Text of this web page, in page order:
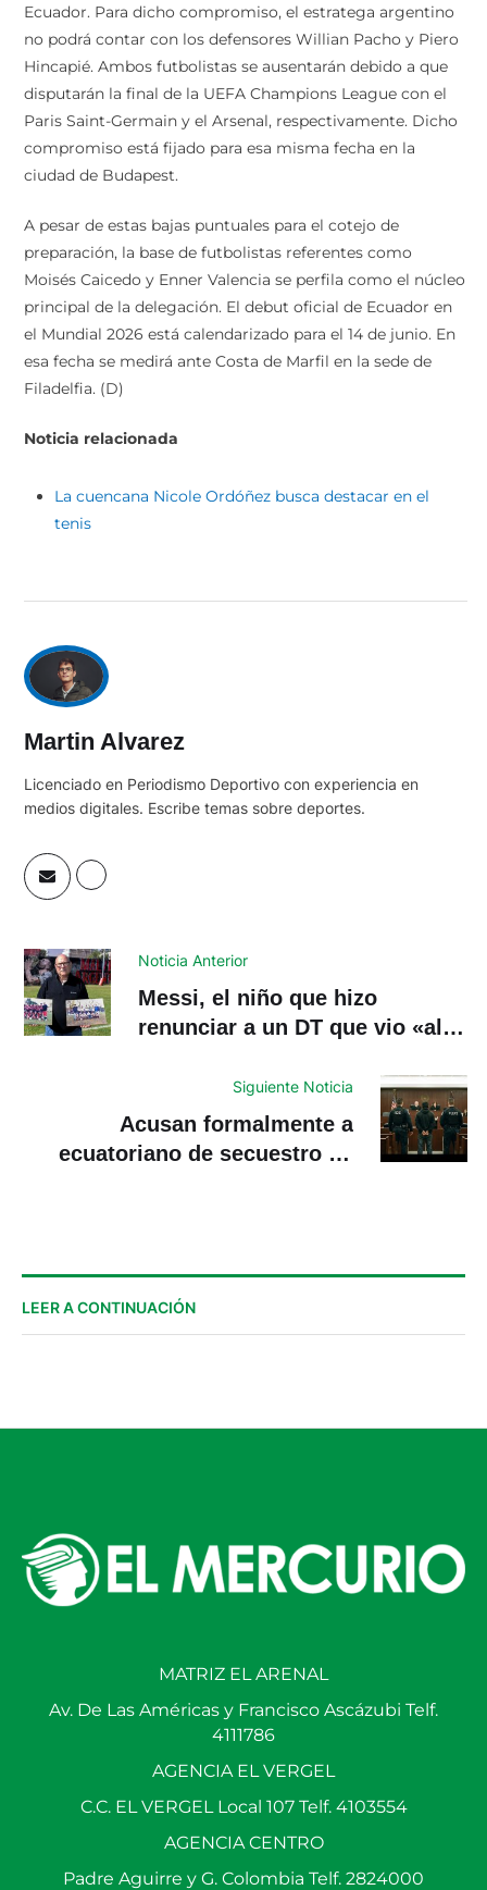
Ecuador. Para dicho compromiso, el estratega argentino
no podrá contar con los defensores Willian Pacho y Piero
Hincapié. Ambos futbolistas se ausentarán debido a que
disputarán la final de la UEFA Champions League con el
Paris Saint-Germain y el Arsenal, respectivamente. Dicho
compromiso está fijado para esa misma fecha en la
ciudad de Budapest.
A pesar de estas bajas puntuales para el cotejo de
preparación, la base de futbolistas referentes como
Moisés Caicedo y Enner Valencia se perfila como el núcleo
principal de la delegación. El debut oficial de Ecuador en
el Mundial 2026 está calendarizado para el 14 de junio. En
esa fecha se medirá ante Costa de Marfil en la sede de
Filadelfia. (D)
Noticia relacionada
La cuencana Nicole Ordóñez busca destacar en el
tenis
Martin Alvarez
Licenciado en Periodismo Deportivo con experiencia en
medios digitales. Escribe temas sobre deportes.
Noticia Anterior
Messi, el niño que hizo
renunciar a un DT que vio «al
Siguiente Noticia
Acusan formalmente a
ecuatoriano de secuestro en
LEER A CONTINUACIÓN
MATRIZ EL ARENAL
Av. De Las Américas y Francisco Ascázubi Telf.
4111786
AGENCIA EL VERGEL
C.C. EL VERGEL Local 107 Telf. 4103554
AGENCIA CENTRO
Padre Aguirre y G. Colombia Telf. 2824000